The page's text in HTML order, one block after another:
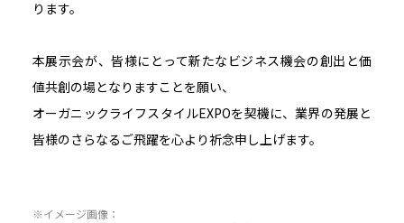
ります。
本展示会が、皆様にとって新たなビジネス機会の創出と価
値共創の場となりますことを願い、
オーガニックライフスタイルEXPOを契機に、業界の発展と
皆様のさらなるご飛躍を心より祈念申し上げます。
※イメージ画像：